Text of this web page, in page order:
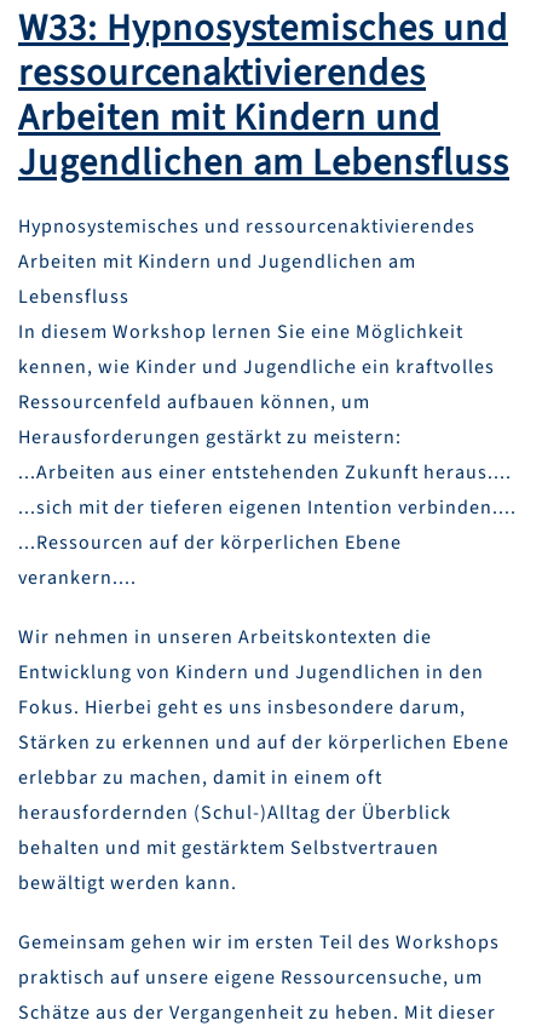
W33: Hypnosystemisches und
ressourcenaktivierendes
Arbeiten mit Kindern und
Jugendlichen am Lebensfluss
Hypnosystemisches und ressourcenaktivierendes
Arbeiten mit Kindern und Jugendlichen am
Lebensfluss
In diesem Workshop lernen Sie eine Möglichkeit
kennen, wie Kinder und Jugendliche ein kraftvolles
Ressourcenfeld aufbauen können, um
Herausforderungen gestärkt zu meistern:
...Arbeiten aus einer entstehenden Zukunft heraus....
...sich mit der tieferen eigenen Intention verbinden....
...Ressourcen auf der körperlichen Ebene
verankern....
Wir nehmen in unseren Arbeitskontexten die
Entwicklung von Kindern und Jugendlichen in den
Fokus. Hierbei geht es uns insbesondere darum,
Stärken zu erkennen und auf der körperlichen Ebene
erlebbar zu machen, damit in einem oft
herausfordernden (Schul-)Alltag der Überblick
behalten und mit gestärktem Selbstvertrauen
bewältigt werden kann.
Gemeinsam gehen wir im ersten Teil des Workshops
praktisch auf unsere eigene Ressourcensuche, um
Schätze aus der Vergangenheit zu heben. Mit dieser